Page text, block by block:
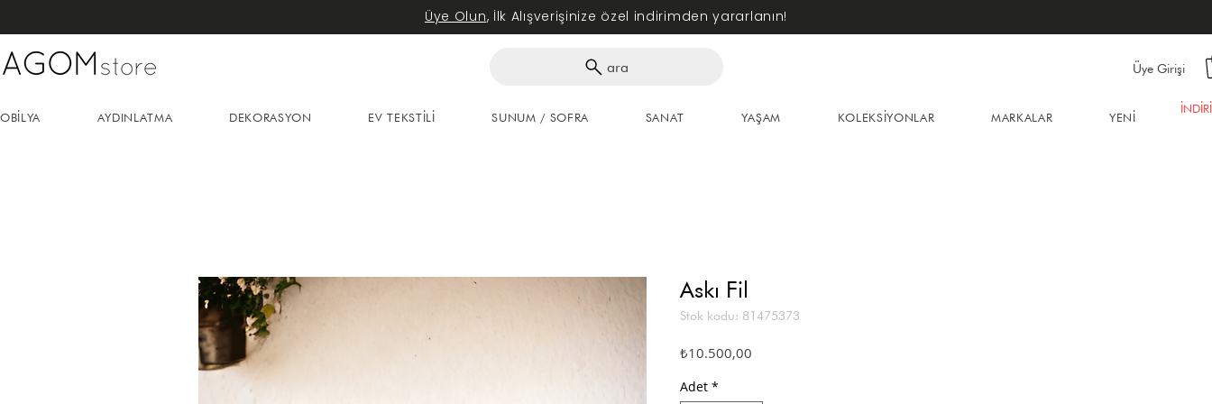
Üye Olun, İlk Alışverişinize özel indirimden yararlanın!
Üye Girişi
ara
Askı Fil
Stok kodu: 81475373
₺10.500,00Fiyat
Adet *
AYDINLATMA DEKORASYON EV TEKSTİLİ SUNUM / SOFRA SANAT YAŞAM KOLEKSİYONLAR MARKALAR YENİ